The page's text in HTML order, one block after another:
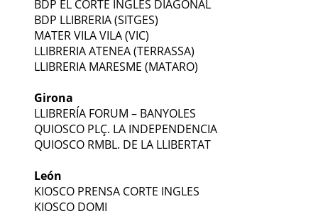
BDP EL CORTE INGLES DIAGONAL
BDP LLIBRERIA (SITGES)
MATER VILA VILA (VIC)
LLIBRERIA ATENEA (TERRASSA)
LLIBRERIA MARESME (MATARO)
Girona
LLIBRERÍA FORUM – BANYOLES
QUIOSCO PLÇ. LA INDEPENDENCIA
QUIOSCO RMBL. DE LA LLIBERTAT
León
KIOSCO PRENSA CORTE INGLES
KIOSCO DOMI